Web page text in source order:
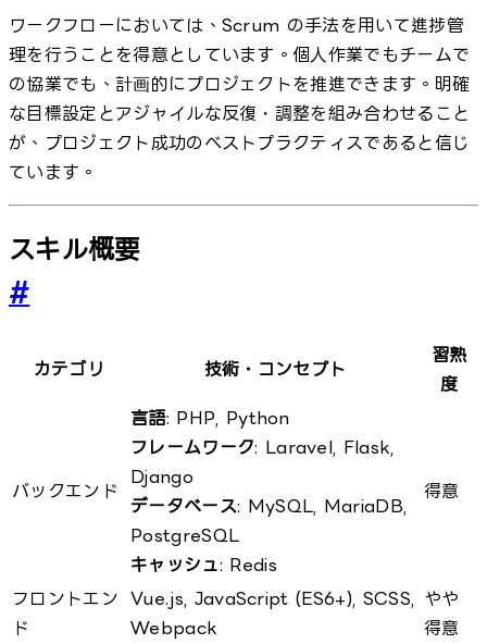
ワークフローにおいては、Scrum の手法を用いて進捗管
理を行うことを得意としています。個人作業でもチームで
の協業でも、計画的にプロジェクトを推進できます。明確
な目標設定とアジャイルな反復・調整を組み合わせること
が、プロジェクト成功のベストプラクティスであると信じ
ています。
スキル概要
#
カテゴリ 技術・コンセプト
習熟
度
バックエンド
言語: PHP, Python
フレームワーク: Laravel, Flask,
Django
データベース: MySQL, MariaDB,
PostgreSQL
キャッシュ: Redis
得意
フロントエン
ド
Vue.js, JavaScript (ES6+), SCSS,
Webpack
やや
得意